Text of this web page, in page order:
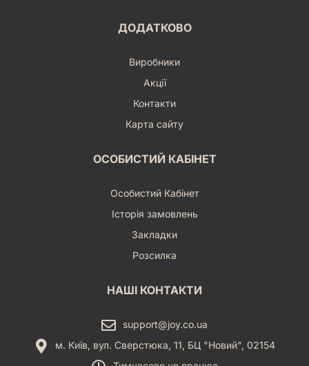
ДОДАТКОВО
Виробники
Акції
Контакти
Карта сайту
ОСОБИСТИЙ КАБІНЕТ
Особистий Кабінет
Історія замовлень
Закладки
Розсилка
НАШІ КОНТАКТИ
support@joy.co.ua
м. Київ, вул. Сверстюка, 11, БЦ "Новий", 02154